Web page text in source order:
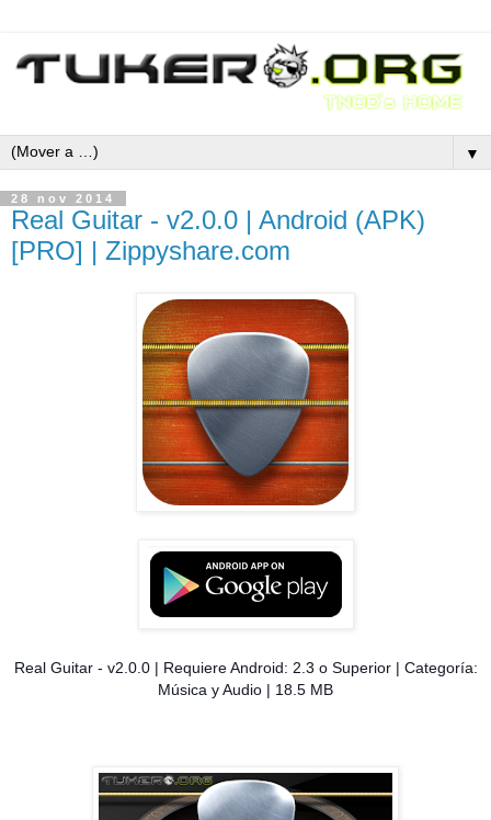
▼
28 nov 2014
Real Guitar - v2.0.0 | Android (APK)
[PRO] | Zippyshare.com
Real Guitar - v2.0.0 | Requiere Android: 2.3 o Superior | Categoría:
Música y Audio | 18.5 MB